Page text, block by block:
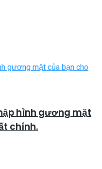
hình gương mặt
chính.